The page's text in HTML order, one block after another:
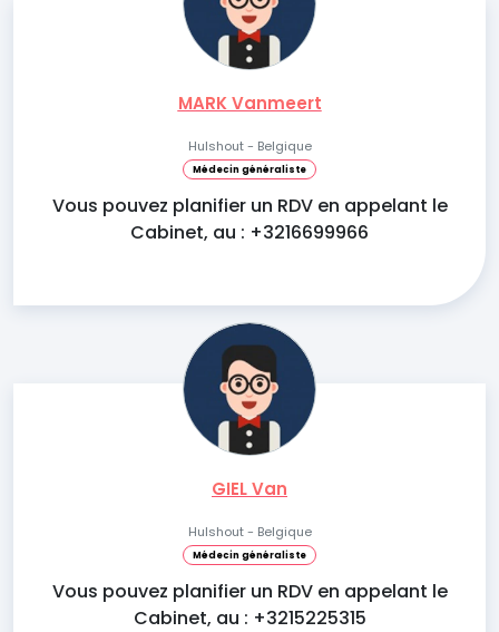
MARK Vanmeert
Hulshout - Belgique
Médecin généraliste
Vous pouvez planifier un RDV en appelant le
Cabinet, au : +3216699966
GIEL Van
Hulshout - Belgique
Médecin généraliste
Vous pouvez planifier un RDV en appelant le
Cabinet, au : +3215225315